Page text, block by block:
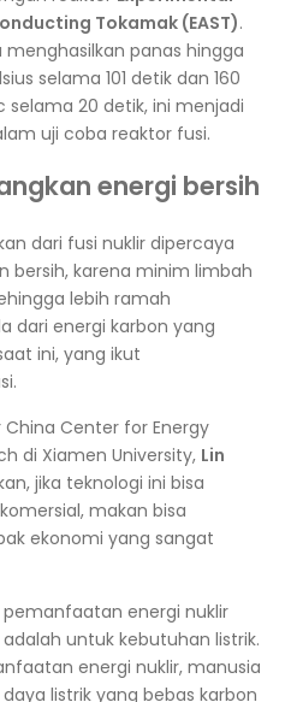
Tokamak (EAST).
panas hingga
selama 101 detik dan 160
20 detik, ini menjadi
uji coba reaktor fusi.
energi bersih
dari fusi nuklir dipercaya
bersih, karena minim limbah
lebih ramah
dari energi karbon yang
ini, yang ikut
China Center for Energy
di Xiamen University, Lin
jika teknologi ini bisa
makan bisa
ekonomi yang sangat
energi nuklir
untuk kebutuhan listrik.
energi nuklir, manusia
listrik yang bebas karbon